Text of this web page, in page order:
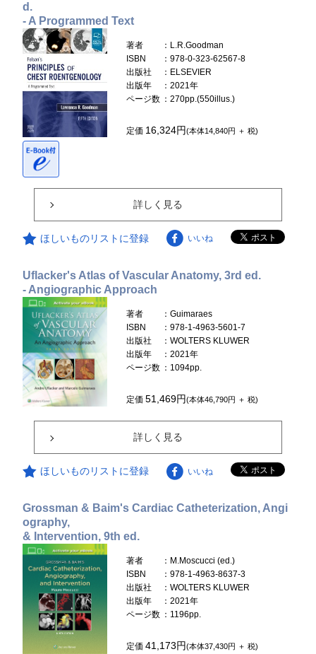
d.
- A Programmed Text
著者
：L.R.Goodman
ISBN
：978-0-323-62567-8
出版社
：ELSEVIER
出版年
：2021年
ページ数 ：270pp.(550illus.)
定価 16,324円(本体14,840円 ＋ 税)
詳しく見る
ほしいものリストに登録 いいね
Uflacker's Atlas of Vascular Anatomy, 3rd ed.
- Angiographic Approach
著者
：Guimaraes
ISBN
：978-1-4963-5601-7
出版社
：WOLTERS KLUWER
出版年
：2021年
ページ数 ：1094pp.
定価51,469円(本体46,790円 ＋ 税)
詳しく見る
ほしいものリストに登録 いいね
Grossman & Baim's Cardiac Catheterization, Angi
ography,
& Intervention, 9th ed.
著者
：M.Moscucci (ed.)
ISBN
：978-1-4963-8637-3
出版社
：WOLTERS KLUWER
出版年
：2021年
ページ数 ：1196pp.
定価41,173円(本体37,430円 ＋ 税)